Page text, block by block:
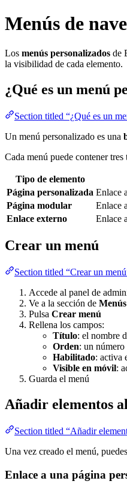
Menús de
Los menús personalizados de
la visibilidad de cada elemento.
¿Qué es un menú
Section titled “¿Qué es un
Un menú personalizado es una
Cada menú puede contener tres
Tipo de elemento
Página personalizada Enlace
Página modular
Enlace
Enlace externo
Enlace
Crear un menú
Section titled “Crear un
Accede al panel de
Ve a la sección de
Pulsa Crear menú
Rellena los campos:
Título: el nombre
Orden: un
Habilitado: activa
Visible en móvil:
Guarda el menú
Añadir elementos
Section titled “Añadir
Una vez creado el menú,
Enlace a una página